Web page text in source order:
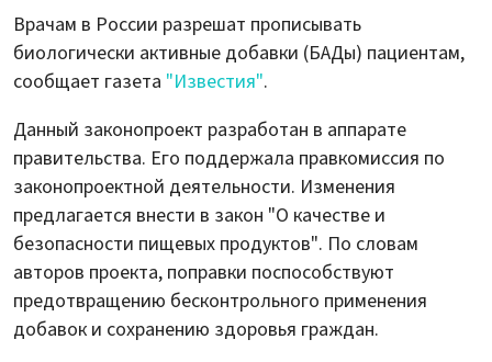
Врачам в России разрешат прописывать
биологически активные добавки (БАДы) пациентам,
сообщает газета "Известия".
Данный законопроект разработан в аппарате
правительства. Его поддержала правкомиссия по
законопроектной деятельности. Изменения
предлагается внести в закон "О качестве и
безопасности пищевых продуктов". По словам
авторов проекта, поправки поспособствуют
предотвращению бесконтрольного применения
добавок и сохранению здоровья граждан.